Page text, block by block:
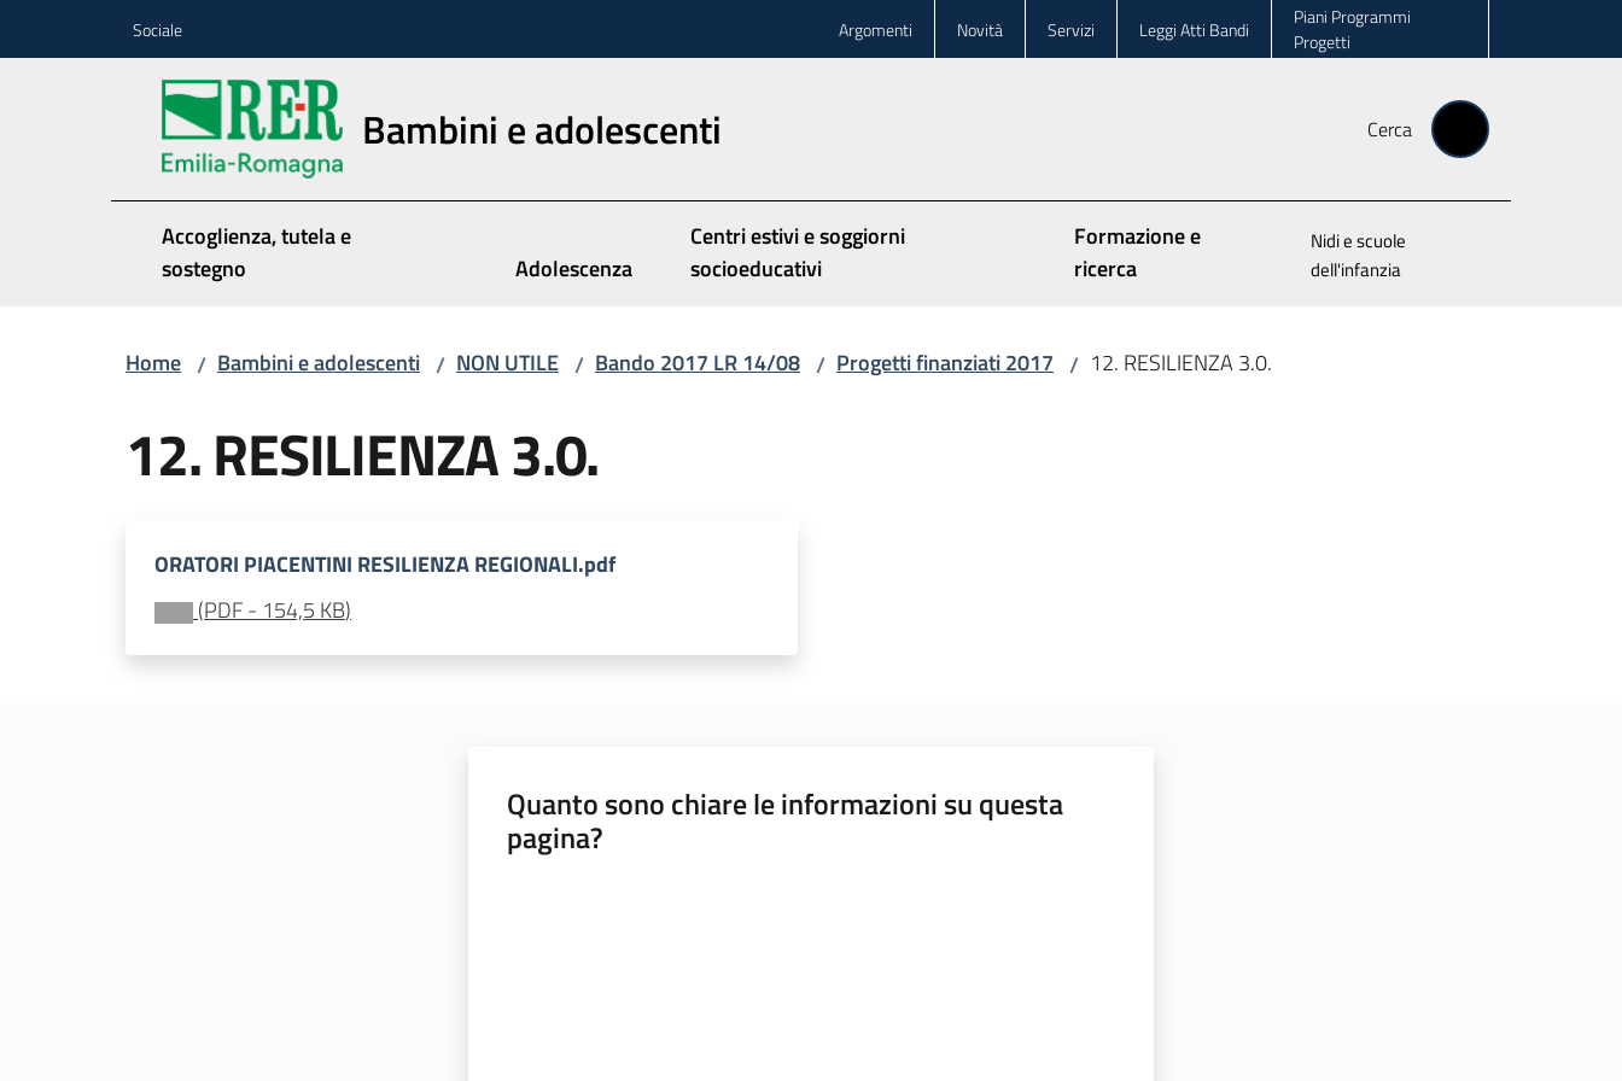
Sociale Argomenti Novità Servizi Leggi Atti Bandi
Piani Programmi
Progetti
Bambini e adolescenti Cerca
Accoglienza, tutela e
sostegno
Adolescenza
Centri estivi e soggiorni
socioeducativi
Formazione e
ricerca
Nidi e scuole
dell'infanzia
Home / Bambini e adolescenti / NON UTILE / Bando 2017 LR 14/08 / Progetti finanziati 2017 / 12. RESILIENZA 3.0.
12. RESILIENZA 3.0.
ORATORI PIACENTINI RESILIENZA REGIONALI.pdf
(PDF- 154,5 KB)
Quanto sono chiare le informazioni su questa
pagina?